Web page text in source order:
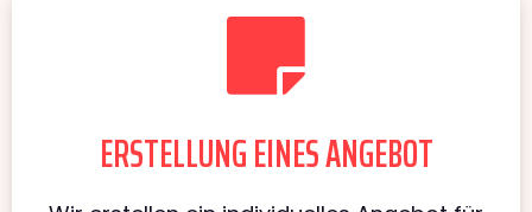
ERSTELLUNG EINES ANGEBOT